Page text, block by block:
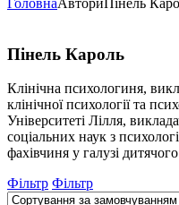
Пінель Кароль
Клінічна психологиня,
клінічної психології та
Університеті Лілля,
соціальних наук з
фахівчиня у галузі
Фільтр Фільтр